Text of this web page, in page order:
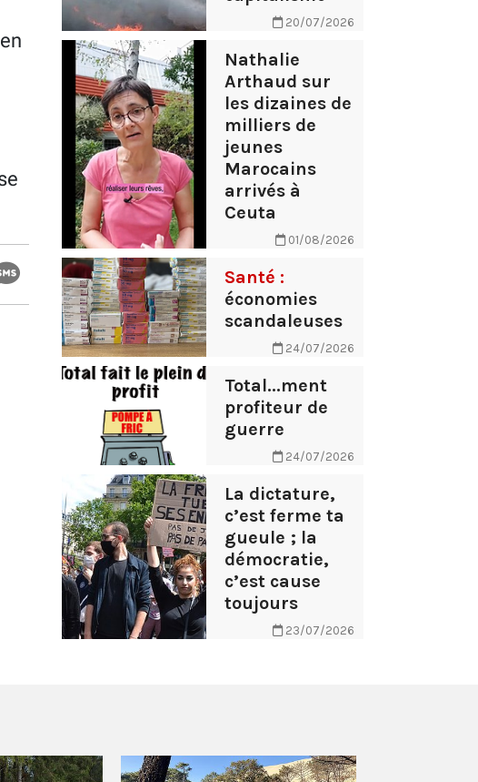
20/07/2026
Nathalie
Arthaud sur
les dizaines de
milliers de
jeunes
Marocains
arrivés à
Ceuta
01/08/2026
Santé :
économies
scandaleuses
24/07/2026
Total...ment
profiteur de
guerre
24/07/2026
La dictature,
c’est ferme ta
gueule ; la
démocratie,
c’est cause
toujours
23/07/2026